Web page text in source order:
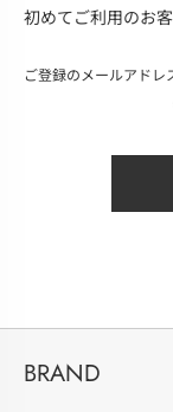
初めてご利用のお
ご登録のメールアド
BRAND